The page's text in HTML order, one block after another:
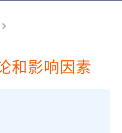
和影响因素